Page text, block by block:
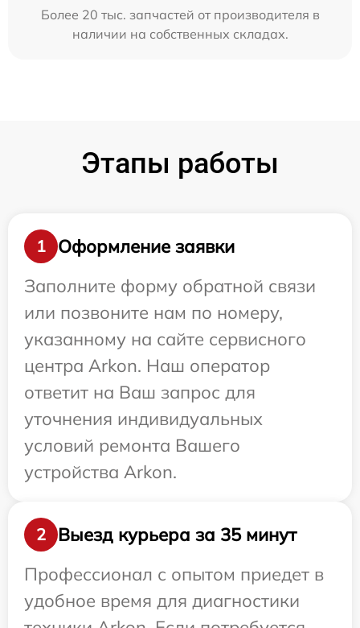
Более 20 тыс. запчастей от производителя в
наличии на собственных складах.
Этапы работы
1
Оформление заявки
Заполните форму обратной связи
или позвоните нам по номеру,
указанному на сайте сервисного
центра Arkon. Наш оператор
ответит на Ваш запрос для
уточнения индивидуальных
условий ремонта Вашего
устройства Arkon.
2
Выезд курьера за 35 минут
Профессионал с опытом приедет в
удобное время для диагностики